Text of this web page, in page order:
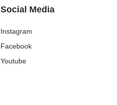
Social Media
Instagram
Facebook
Youtube